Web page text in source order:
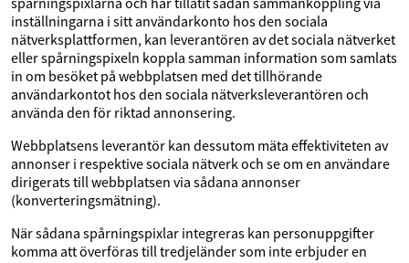
inställningarna i sitt användarkonto hos den sociala
nätverksplattformen, kan leverantören av det sociala nätverket
eller spårningspixeln koppla samman information som samlats
in om besöket på webbplatsen med det tillhörande
användarkontot hos den sociala nätverksleverantören och
använda den för riktad annonsering.
Webbplatsens leverantör kan dessutom mäta effektiviteten av
annonser i respektive sociala nätverk och se om en användare
dirigerats till webbplatsen via sådana annonser
(konverteringsmätning).
När sådana spårningspixlar integreras kan personuppgifter
komma att överföras till tredjeländer som inte erbjuder en